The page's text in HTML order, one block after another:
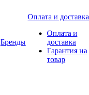
Бренды
Оплата и доставка
Оплата и
доставка
Гарантия на
товар